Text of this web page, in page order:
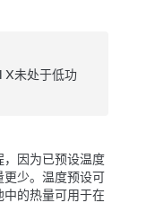
X未处于低功
，因为已预设温度
更少。温度预设可
中的热量可用于在